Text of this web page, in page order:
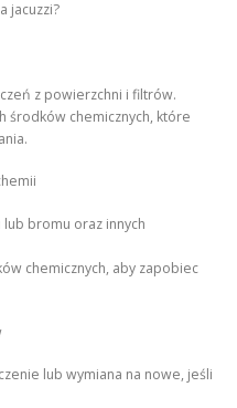
jacuzzi?
z powierzchni i filtrów.
środków chemicznych, które
bromu oraz innych
chemicznych, aby zapobiec
lub wymiana na nowe, jeśli